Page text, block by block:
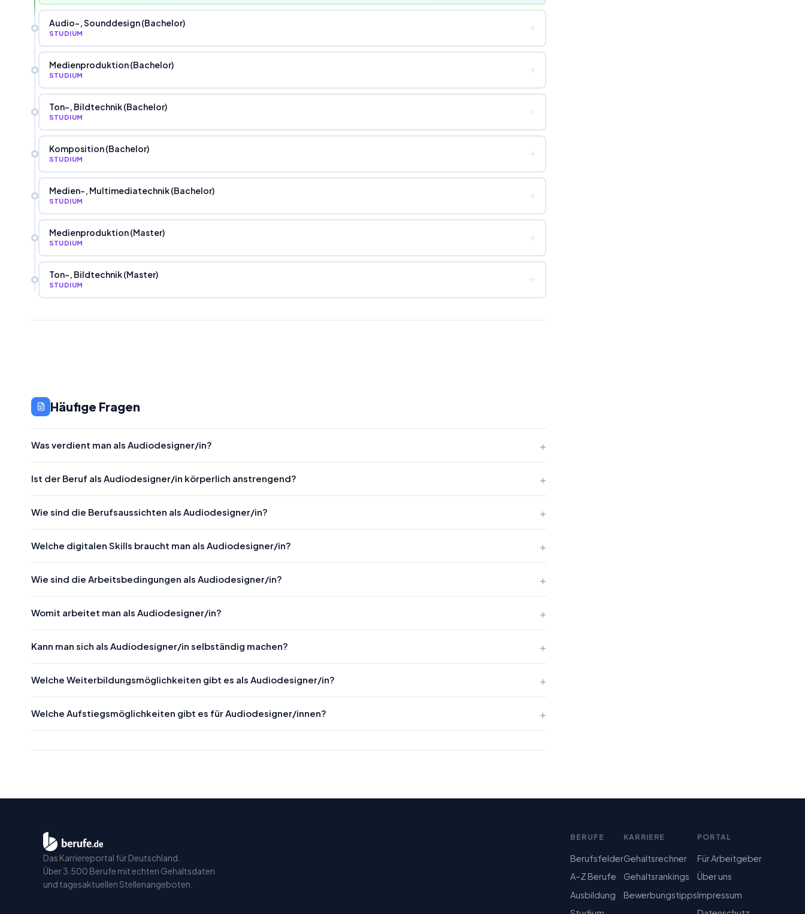
Audio-, Sounddesign (Bachelor)
STUDIUM
Medienproduktion (Bachelor)
STUDIUM
Ton-, Bildtechnik (Bachelor)
STUDIUM
Komposition (Bachelor)
STUDIUM
Medien-, Multimediatechnik (Bachelor)
STUDIUM
Medienproduktion (Master)
STUDIUM
Ton-, Bildtechnik (Master)
STUDIUM
Häufige Fragen
Was verdient man als Audiodesigner/in?
Ist der Beruf als Audiodesigner/in körperlich anstrengend?
Wie sind die Berufsaussichten als Audiodesigner/in?
Welche digitalen Skills braucht man als Audiodesigner/in?
Wie sind die Arbeitsbedingungen als Audiodesigner/in?
Womit arbeitet man als Audiodesigner/in?
Kann man sich als Audiodesigner/in selbständig machen?
Welche Weiterbildungsmöglichkeiten gibt es als Audiodesigner/in?
Welche Aufstiegsmöglichkeiten gibt es für Audiodesigner/innen?
Das Karriereportal für Deutschland.
Über 3.500 Berufe mit echten Gehaltsdaten
und tagesaktuellen Stellenangeboten.
BERUFE
Berufsfelder
A–Z Berufe
Ausbildung
KARRIERE
Gehaltsrechner
Gehaltsrankings
Bewerbungstipps
PORTAL
Für Arbeitgeber
Über uns
Impressum